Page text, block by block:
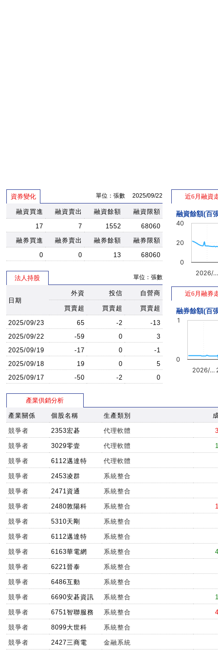
資券變化 單位：張數 2025/09/22
融資買進 融資賣出 融資餘額
融資限額
17
7 1552
68060
融券買進
融券賣出 融券餘額
融券限額
0
0 13 68060
法人持股 單位：張數
日期
外資 投信 自營商
買賣超 買賣超
買賣超
2025/09/23
65 -2
-13
2025/09/22
-59 0
3
2025/09/19
-17 0
-1
2025/09/18
19 0
5
2025/09/17
-50 -2 0
近6月融資
融資餘額(百
2026/
0
20
40
近6月融券
融券餘額(百
2026/…
0
1
產業供銷分析
產業關係 個股名稱 生產類別
競爭者 2353宏碁 代理軟體
競爭者 3029零壹 代理軟體
競爭者 6112邁達特 代理軟體
競爭者 2453凌群 系統整合
競爭者 2471資通 系統整合
競爭者 2480敦陽科 系統整合
競爭者 5310天剛 系統整合
競爭者 6112邁達特 系統整合
競爭者 6163華電網 系統整合
競爭者 6221晉泰 系統整合
競爭者 6486互動 系統整合
競爭者 6690安碁資訊 系統整合
競爭者 6751智聯服務 系統整合
競爭者 8099大世科 系統整合
競爭者 2427三商電 金融系統